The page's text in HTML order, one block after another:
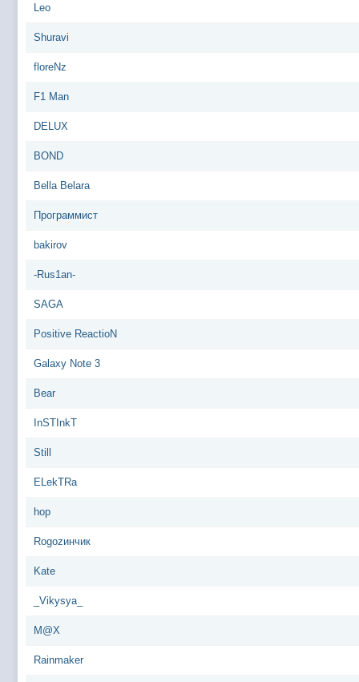
Leo
Shuravi
floreNz
F1 Man
DELUX
BOND
Bella Belara
Программист
bakirov
-Rus1an-
SAGA
Positive ReactioN
Galaxy Note 3
Bear
InSTInkT
Still
ELekTRa
hop
Rogozинчик
Kate
_Vikysya_
M@X
Rainmaker